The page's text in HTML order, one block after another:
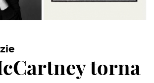
torna